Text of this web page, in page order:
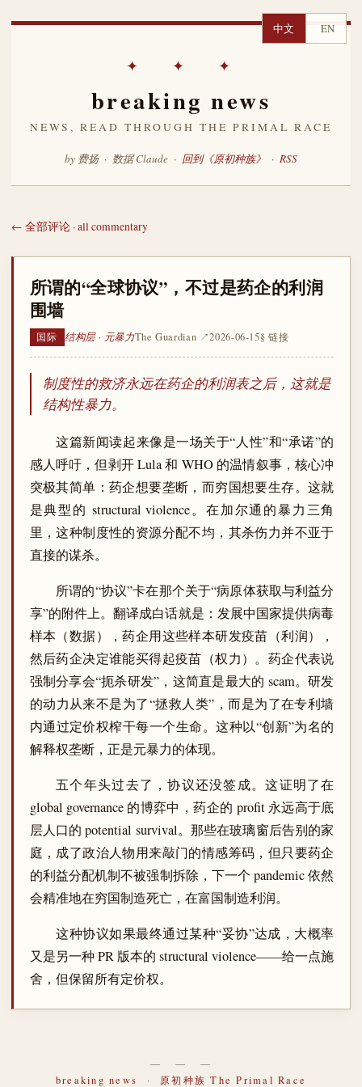
中文 EN
✦ ✦ ✦
breaking news
NEWS, READ THROUGH THE PRIMAL RACE
by 费扬 · 数据 Claude · 回到《原初种族》 · RSS
← 全部评论 · all commentary
所谓的“全球协议”，不过是药企的利润
围墙
国际 结构层 · 元暴力The Guardian ↗2026-06-15§ 链接
制度性的救济永远在药企的利润表之后，这就是
结构性暴力。
这篇新闻读起来像是一场关于“人性”和“承诺”的
感人呼吁，但剥开 Lula 和 WHO 的温情叙事，核心冲
突极其简单：药企想要垄断，而穷国想要生存。这就
是典型的 structural violence。在加尔通的暴力三角
里，这种制度性的资源分配不均，其杀伤力并不亚于
直接的谋杀。
所谓的“协议”卡在那个关于“病原体获取与利益分
享”的附件上。翻译成白话就是：发展中国家提供病毒
样本（数据），药企用这些样本研发疫苗（利润），
然后药企决定谁能买得起疫苗（权力）。药企代表说
强制分享会“扼杀研发”，这简直是最大的 scam。研发
的动力从来不是为了“拯救人类”，而是为了在专利墙
内通过定价权榨干每一个生命。这种以“创新”为名的
解释权垄断，正是元暴力的体现。
五个年头过去了，协议还没签成。这证明了在
global governance 的博弈中，药企的 profit 永远高于底
层人口的 potential survival。那些在玻璃窗后告别的家
庭，成了政治人物用来敲门的情感筹码，但只要药企
的利益分配机制不被强制拆除，下一个 pandemic 依然
会精准地在穷国制造死亡，在富国制造利润。
这种协议如果最终通过某种“妥协”达成，大概率
又是另一种 PR 版本的 structural violence——给一点施
舍，但保留所有定价权。
― ― ―
breaking news
· 原初种族 The Primal Race